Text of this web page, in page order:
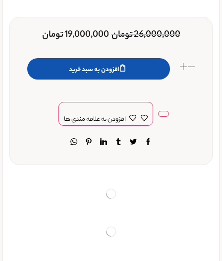
26,000,000تومان19,000,000تومان
افزودن به سبد خرید
افزودن به علاقه مندی ها